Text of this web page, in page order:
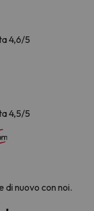
4,6/5
4,5/5
di nuovo con noi.